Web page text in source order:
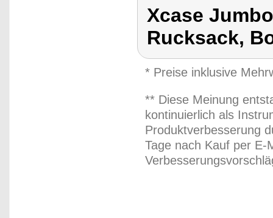
Xcase
Rucksack,
* Preise inklusive
** Diese Meinung
kontinuierlich als
Produktverbesserung
Tage nach Kauf per E-